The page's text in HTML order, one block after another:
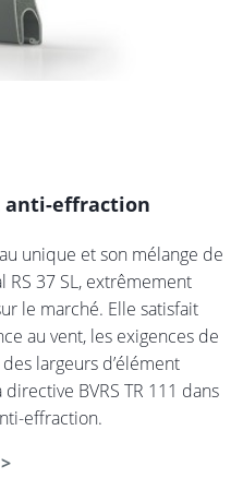
anti-effraction
unique et son mélange de
RS 37 SL, extrêmement
le marché. Elle satisfait
au vent, les exigences de
largeurs d’élément
BVRS TR 111 dans
effraction.